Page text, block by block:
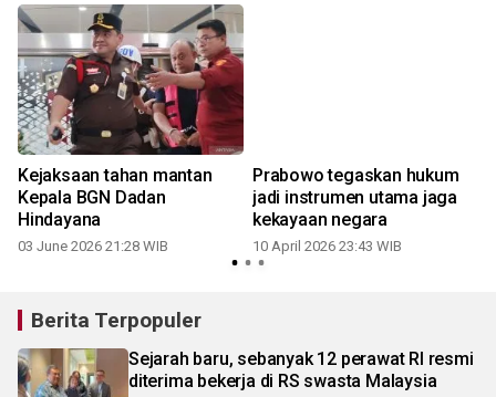
Kejaksaan tahan mantan
Kepala BGN Dadan
Hindayana
03 June 2026 21:28 WIB
Prabowo tegaskan hukum
jadi instrumen utama jaga
kekayaan negara
10 April 2026 23:43 WIB
Berita Terpopuler
Sejarah baru, sebanyak 12 perawat RI resmi
diterima bekerja di RS swasta Malaysia